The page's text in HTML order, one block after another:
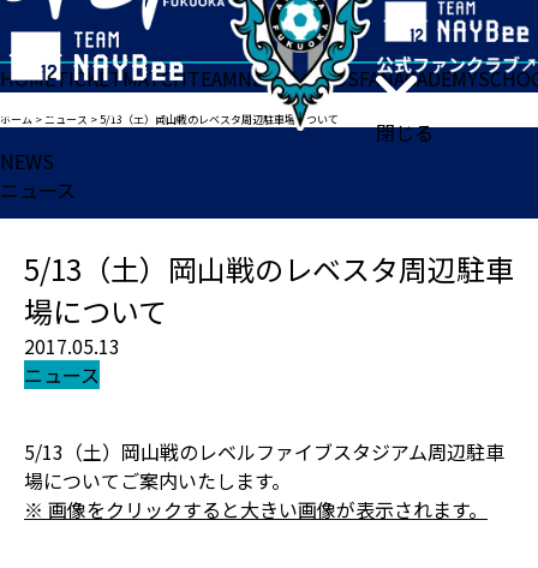
閉じる
HOMETICKETMATCHTEAMNEWSGOODSFANACADEMY
ホーム >ニュース >5/13（土）岡山戦のレベスタ周辺駐車場について
NEWS
ニュース
5/13（土）岡山戦のレベスタ周辺駐車
場について
2017.05.13
ニュース
5/13（土）岡山戦のレベルファイブスタジアム周辺駐車
場についてご案内いたします。
※ 画像をクリックすると大きい画像が表示されます。